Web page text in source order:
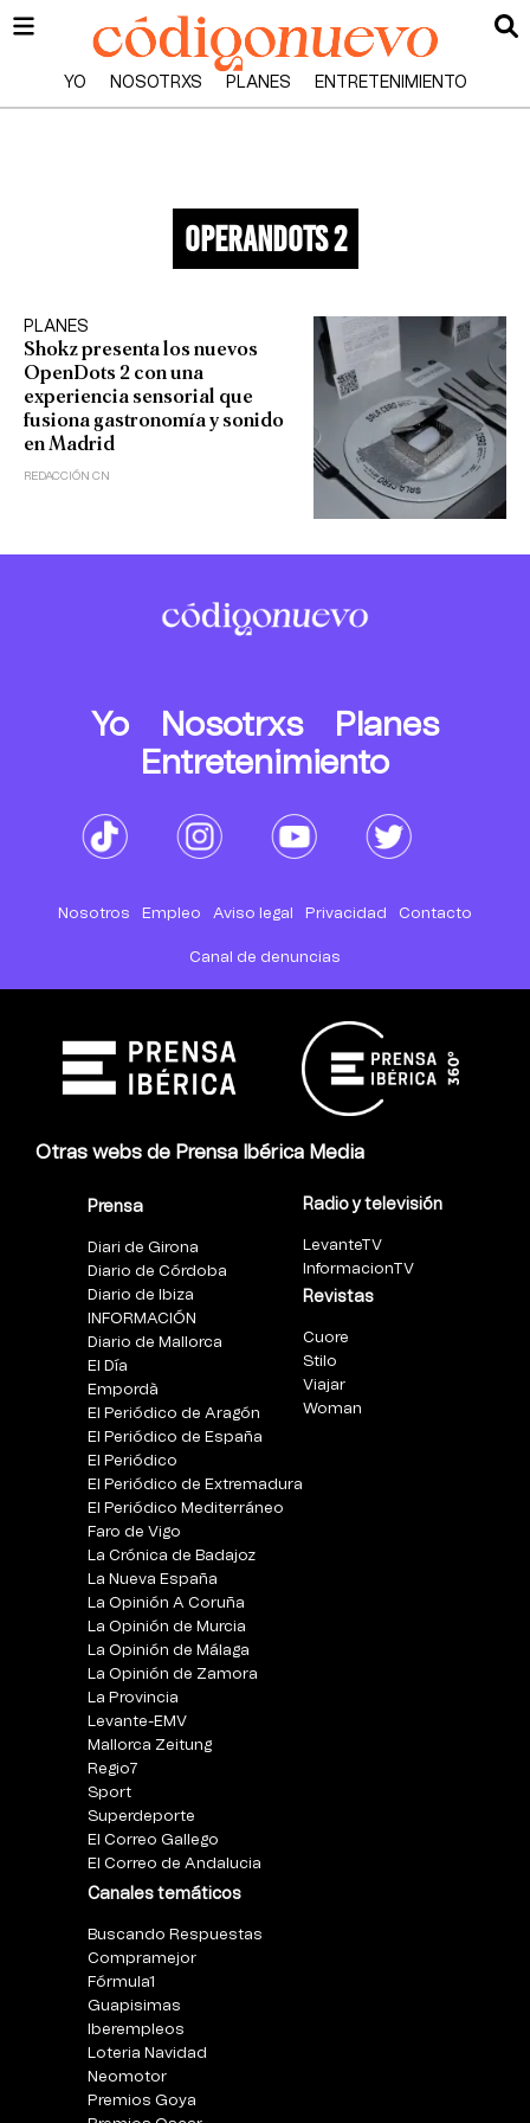
YO NOSOTRXS PLANES ENTRETENIMIENTO
operandots 2
PLANES
Shokz presenta los nuevos
OpenDots 2 con una
experiencia sensorial que
fusiona gastronomía y sonido
en Madrid
REDACCIÓN CN
Yo Nosotrxs
Planes
Entretenimiento
Nosotros Empleo Aviso legal Privacidad Contacto
Canal de denuncias
Otras webs de Prensa Ibérica Media
Prensa
Diari de Girona
Diario de Córdoba
Diario de Ibiza
INFORMACIÓN
Diario de Mallorca
El Día
Empordà
El Periódico de Aragón
El Periódico de España
El Periódico
El Periódico de Extremadura
El Periódico Mediterráneo
Faro de Vigo
La Crónica de Badajoz
La Nueva España
La Opinión A Coruña
La Opinión de Murcia
La Opinión de Málaga
La Opinión de Zamora
La Provincia
Levante-EMV
Mallorca Zeitung
Regio7
Sport
Superdeporte
El Correo Gallego
El Correo de Andalucia
Canales temáticos
Buscando Respuestas
Compramejor
Fórmula1
Guapisimas
Iberempleos
Loteria Navidad
Neomotor
Premios Goya
Radio y televisión
LevanteTV
InformacionTV
Revistas
Cuore
Stilo
Viajar
Woman